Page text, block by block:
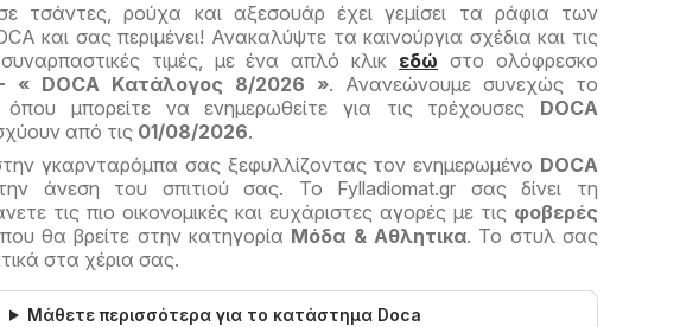
τσάντες, ρούχα και αξεσουάρ έχει γεμίσει τα ράφια των
και σας περιμένει! Ανακαλύψτε τα καινούργια σχέδια και τις
τιμές, με ένα απλό κλικ εδώ στο ολόφρεσκο
« DOCA Kατάλογος 8/2026 ». Ανανεώνουμε συνεχώς το
όπου μπορείτε να ενημερωθείτε για τις τρέχουσες DOCA
από τις 01/08/2026.
γκαρνταρόμπα σας ξεφυλλίζοντας τον ενημερωμένο DOCA
άνεση του σπιτιού σας. Το Fylladiomat.gr σας δίνει τη
τις πιο οικονομικές και ευχάριστες αγορές με τις φοβερές
θα βρείτε στην κατηγορία Μόδα & Aθλητικα. Το στυλ σας
στα χέρια σας.
Μάθετε περισσότερα για το κατάστημα Doca